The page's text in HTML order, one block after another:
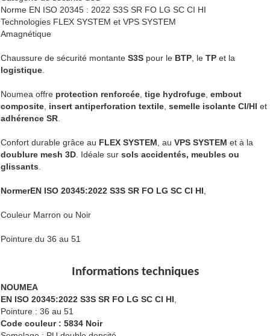
Norme EN ISO 20345 : 2022 S3S SR FO LG SC CI HI
Technologies FLEX SYSTEM et VPS SYSTEM
Amagnétique
Chaussure de sécurité montante S3S pour le BTP , le TP et la
logistique
Noumea offre protection renforcée tige hydrofuge embout
composite insert antiperforation textile semelle isolante CI/HI et
adhérence SR
Confort durable grâce au FLEX SYSTEM , au VPS SYSTEM et à la
doublure mesh 3D . Idéale sur sols accidentés, meubles ou
glissants
NormerEN ISO 20345:2022 S3S SR FO LG SC CI HI
Couleur Marron ou Noir
Pointure du 36 au 51
Informations techniques
NOUMEA
EN ISO 20345:2022 S3S SR FO LG SC CI HI
Pointure : 36 au 51
Code couleur : 5834 Noir